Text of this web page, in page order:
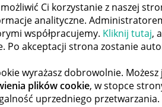
Ci korzystanie z naszej
analityczne.
współpracujemy. Kliknij tutaj,
Po akceptacji strona zostanie
wyrażasz dobrowolnie.
plików cookie, w stopce
uprzedniego przetwarzania.